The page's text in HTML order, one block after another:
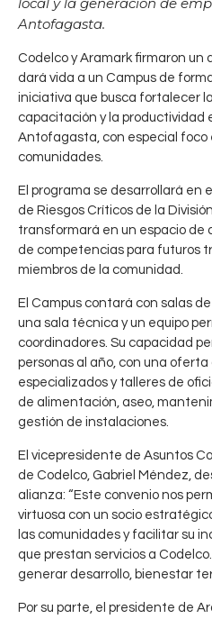
Antofagasta.
Codelco y Aramark firmaron un
dará vida a un Campus de
iniciativa que busca fortalecer
capacitación y la productividad
Antofagasta, con especial foco
comunidades.
El programa se desarrollará en
de Riesgos Críticos de la
transformará en un espacio de
de competencias para futuros
miembros de la comunidad.
El Campus contará con salas
una sala técnica y un equipo
coordinadores. Su capacidad
personas al año, con una oferta
especializados y talleres de
de alimentación, aseo,
gestión de instalaciones.
El vicepresidente de Asuntos
de Codelco, Gabriel Méndez,
alianza: “Este convenio nos
virtuosa con un socio
las comunidades y facilitar su
que prestan servicios a
generar desarrollo, bienestar
Por su parte, el presidente de